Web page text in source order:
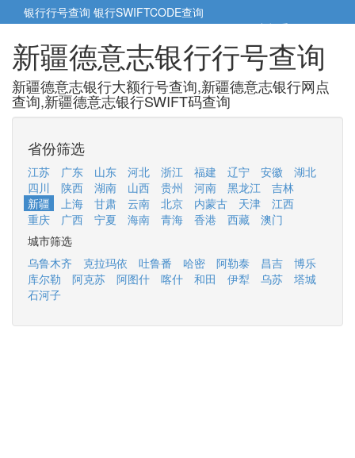
银行行号查询 银行SWIFTCODE查询
5cm小帮手5cm.cn
新疆德意志银行行号查询
新疆德意志银行大额行号查询,新疆德意志银行网点
查询,新疆德意志银行SWIFT码查询
省份筛选
江苏 广东 山东 河北 浙江 福建 辽宁 安徽
湖北
四川
陕西 湖南 山西 贵州 河南 黑龙江
吉林
新疆
上海 甘肃 云南 北京 内蒙古 天津
江西
重庆
广西 宁夏 海南 青海 香港 西藏
澳门
城市筛选
乌鲁木齐
克拉玛依 吐鲁番 哈密 阿勒泰 昌吉
博乐
库尔勒
阿克苏 阿图什 喀什 和田 伊犁 乌苏
塔城
石河子